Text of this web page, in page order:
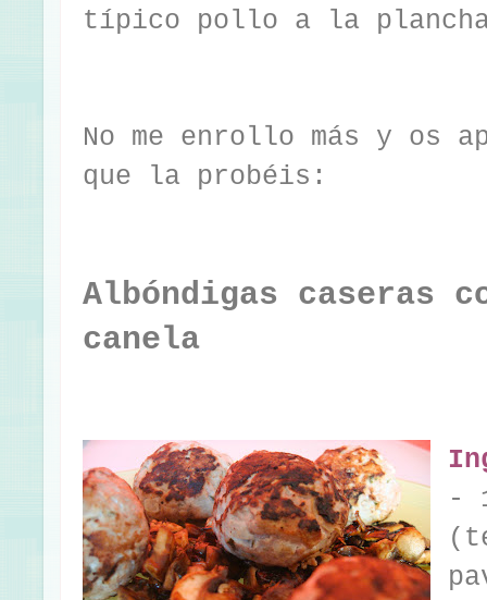
típico pollo a la
No me enrollo más y os
que la probéis:
Albóndigas caseras
canela
-